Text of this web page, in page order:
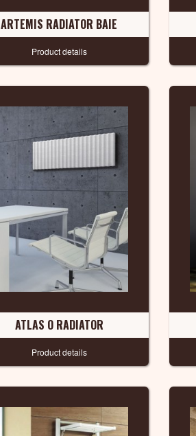
ARTEMIS RADIATOR BAIE
Product details
ATLAS O RADIATOR
Product details